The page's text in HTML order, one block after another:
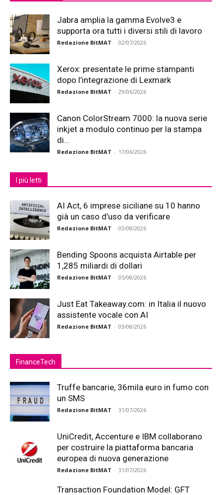
Jabra amplia la gamma Evolve3 e
supporta ora tutti i diversi stili di lavoro
Redazione BitMAT - 02/07/2026
Xerox: presentate le prime stampanti
dopo l’integrazione di Lexmark
Redazione BitMAT - 29/06/2026
Canon ColorStream 7000: la nuova serie
inkjet a modulo continuo per la stampa
di...
Redazione BitMAT - 17/06/2026
I più letti
AI Act, 6 imprese siciliane su 10 hanno
già un caso d’uso da verificare
Redazione BitMAT - 03/08/2026
Bending Spoons acquista Airtable per
1,285 miliardi di dollari
Redazione BitMAT - 05/08/2026
Just Eat Takeaway.com: in Italia il nuovo
assistente vocale con AI
Redazione BitMAT - 03/08/2026
FinanceTech
Truffe bancarie, 36mila euro in fumo con
un SMS
Redazione BitMAT - 31/07/2026
UniCredit, Accenture e IBM collaborano
per costruire la piattaforma bancaria
europea di nuova generazione
Redazione BitMAT - 31/07/2026
Transaction Foundation Model: GFT